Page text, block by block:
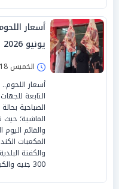
يونيو 2026
الخميس 18/يونيو/2026 - 08:30 ص
أسعار
التابعة
الصباحية
الماشية؛ حيث
300 جنيه والكبدة البلدية 370 والبوفتيك البقري 380